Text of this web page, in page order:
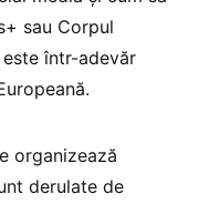
sau Corpul
într-adevăr
organizează
derulate de